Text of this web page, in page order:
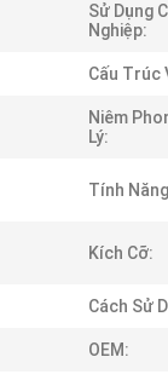
Sử Dụng
Nghiệp:
Cấu Trúc
Niêm
Lý:
Tính
Kích Cỡ:
Cách Sử
OEM: